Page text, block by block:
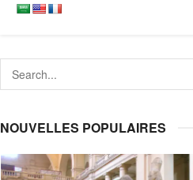
NOUVELLES POPULAIRES